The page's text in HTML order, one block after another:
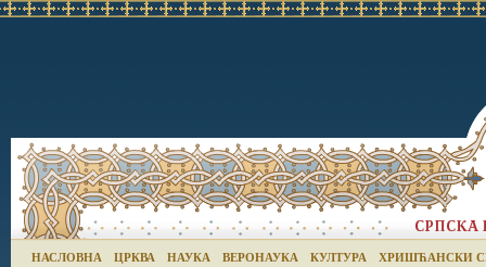
НАСЛОВНА ЦРКВА НАУКА ВЕРОНАУКА КУЛТУРА ХРИШЋАНСКИ